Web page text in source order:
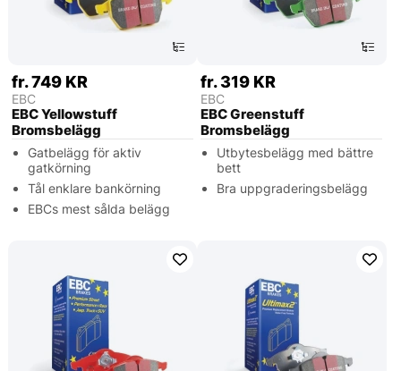
fr. 749 KR
EBC
EBC Yellowstuff
Bromsbelägg
Gatbelägg för aktiv
gatkörning
Tål enklare bankörning
EBCs mest sålda belägg
fr. 319 KR
EBC
EBC Greenstuff
Bromsbelägg
Utbytesbelägg med bättre
bett
Bra uppgraderingsbelägg